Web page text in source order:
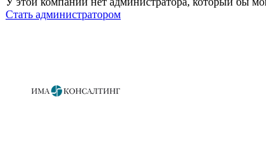
Стать администратором